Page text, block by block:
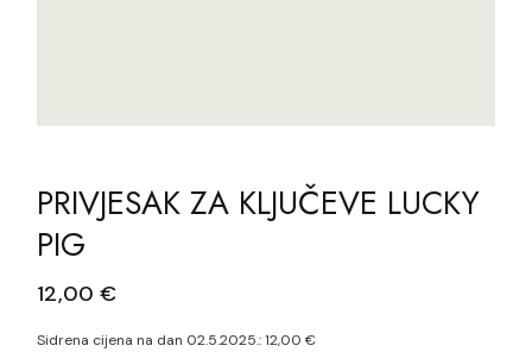
PRIVJESAK ZA KLJUČEVE LUCKY
PIG
12,00 €
Sidrena cijena na dan 02.5.2025.:12,00€